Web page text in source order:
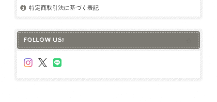
特定商取引法に基づく表記
FOLLOW US!